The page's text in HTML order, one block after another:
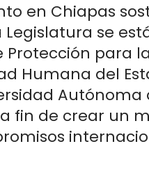
en Chiapas
Legislatura se
Protección para
Humana del
Autónoma
a fin de crear un